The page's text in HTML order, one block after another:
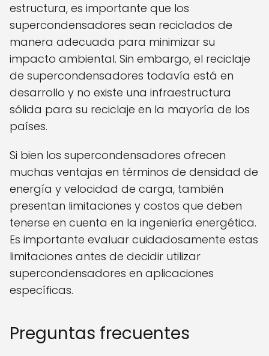
estructura, es importante que los
supercondensadores sean reciclados de
manera adecuada para minimizar su
impacto ambiental. Sin embargo, el reciclaje
de supercondensadores todavía está en
desarrollo y no existe una infraestructura
sólida para su reciclaje en la mayoría de los
países.
Si bien los supercondensadores ofrecen
muchas ventajas en términos de densidad de
energía y velocidad de carga, también
presentan limitaciones y costos que deben
tenerse en cuenta en la ingeniería energética.
Es importante evaluar cuidadosamente estas
limitaciones antes de decidir utilizar
supercondensadores en aplicaciones
específicas.
Preguntas frecuentes